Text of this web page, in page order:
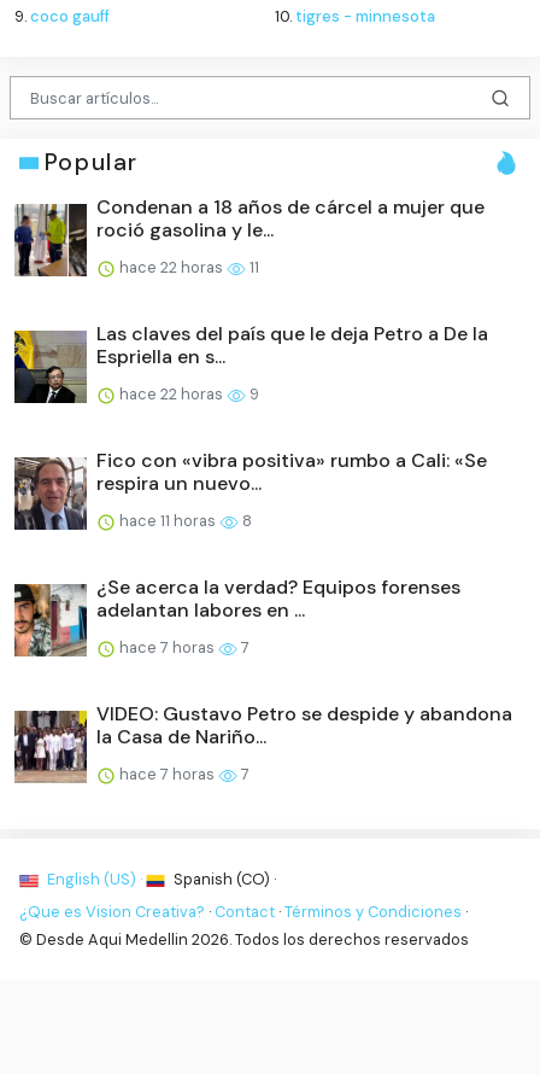
9.coco gauff 10. tigres - minnesota
Popular
Condenan a 18 años de cárcel a mujer que
roció gasolina y le...
hace 22 horas 11
Las claves del país que le deja Petro a De la
Espriella en s...
hace 22 horas 9
Fico con «vibra positiva» rumbo a Cali: «Se
respira un nuevo...
hace 11 horas 8
¿Se acerca la verdad? Equipos forenses
adelantan labores en ...
hace 7 horas 7
VIDEO: Gustavo Petro se despide y abandona
la Casa de Nariño...
hace 7 horas 7
English (US) ·
Spanish (CO) ·
¿Que es Vision Creativa? · Contact ·Términos y Condiciones ·
© Desde Aqui Medellin 2026. Todos los derechos reservados